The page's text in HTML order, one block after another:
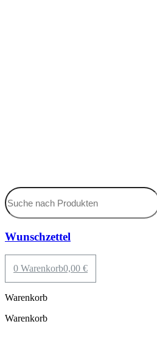
Wunschzettel
0,00 €
0 Warenkorb
Warenkorb
Warenkorb